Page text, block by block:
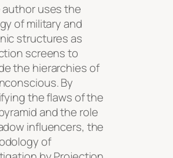
author uses the
of military and
structures as
screens to
the hierarchies of
By
the flaws of the
and the role
influencers, the
of